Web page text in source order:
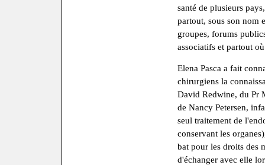
santé de plusieurs
partout, sous son nom
groupes, forums
associatifs et partout
Elena Pasca a fait
chirurgiens la
David Redwine, du Pr
de Nancy Petersen,
seul traitement de
conservant les
bat pour les droits des
d'échanger avec elle